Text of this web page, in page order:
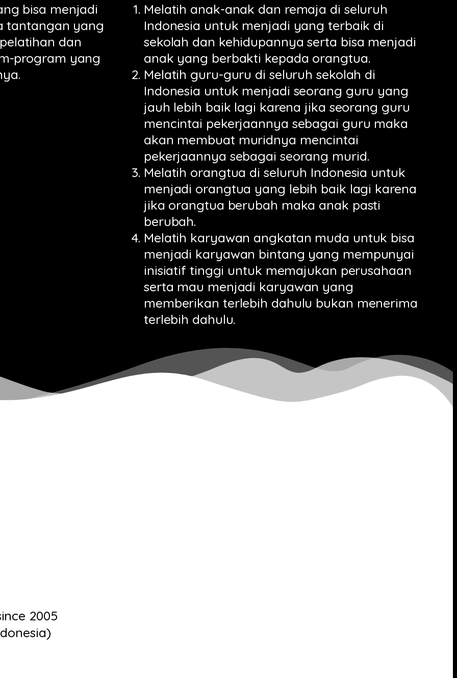
bisa menjadi
tantangan yang
dan
program yang
Melatih anak-anak dan remaja di seluruh
Indonesia untuk menjadi yang terbaik di
sekolah dan kehidupannya serta bisa menjadi
anak yang berbakti kepada orangtua.
Melatih guru-guru di seluruh sekolah di
Indonesia untuk menjadi seorang guru yang
jauh lebih baik lagi karena jika seorang guru
mencintai pekerjaannya sebagai guru maka
akan membuat muridnya mencintai
pekerjaannya sebagai seorang murid.
Melatih orangtua di seluruh Indonesia untuk
menjadi orangtua yang lebih baik lagi karena
jika orangtua berubah maka anak pasti
berubah.
Melatih karyawan angkatan muda untuk bisa
menjadi karyawan bintang yang mempunyai
inisiatif tinggi untuk memajukan perusahaan
serta mau menjadi karyawan yang
memberikan terlebih dahulu bukan menerima
terlebih dahulu.
2005